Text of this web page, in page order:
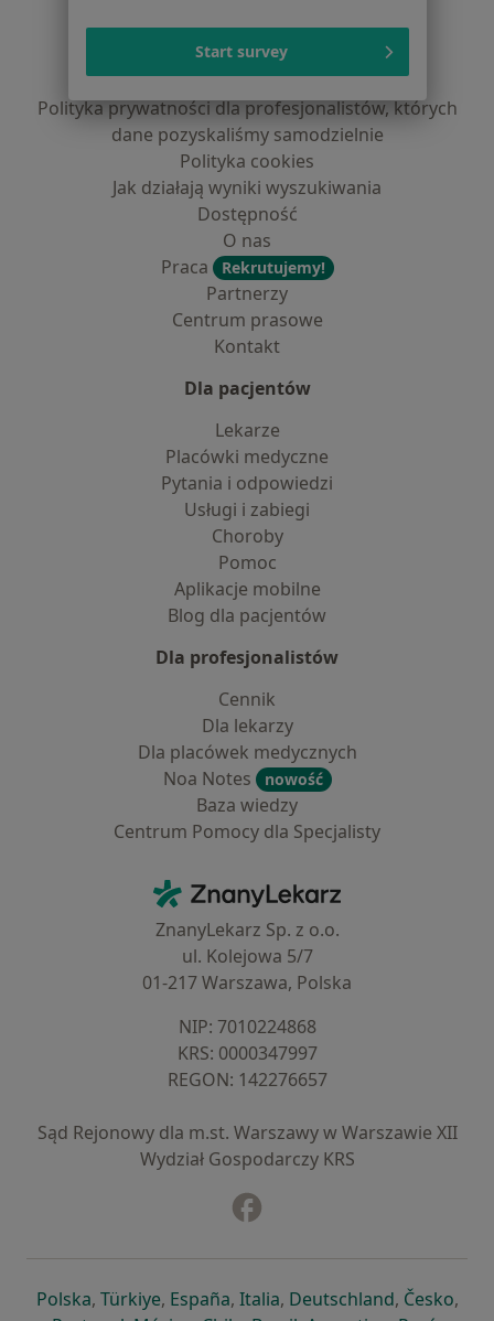
Regulamin
Polityka prywatności pacjentów
Polityka prywatności profesjonalistów
Polityka prywatności dla profesjonalistów, których
dane pozyskaliśmy samodzielnie
Polityka cookies
Jak działają wyniki wyszukiwania
Dostępność
O nas
Praca
Rekrutujemy!
Partnerzy
Centrum prasowe
Kontakt
Dla pacjentów
Lekarze
Placówki medyczne
Pytania i odpowiedzi
Usługi i zabiegi
Choroby
Pomoc
Aplikacje mobilne
Blog dla pacjentów
Dla profesjonalistów
Cennik
Dla lekarzy
Dla placówek medycznych
Noa Notes
nowość
Baza wiedzy
Centrum Pomocy dla Specjalisty
ZnanyLekarz - Strona główna
ZnanyLekarz Sp. z o.o.
ul. Kolejowa 5/7
01-217 Warszawa, Polska
NIP: ⁠7010224868
KRS: ⁠0000347997
REGON: ⁠142276657
Sąd Rejonowy dla m.st. Warszawy w Warszawie XII
Wydział Gospodarczy KRS
Polskaotwiera się w nowej karcie
, Türkiyeotwiera się w nowej karcie
, Españaotwiera się w nowej karcie
, Italiaotwiera się w nowej
, Deutschlandotwiera się
, Česko,
Start survey